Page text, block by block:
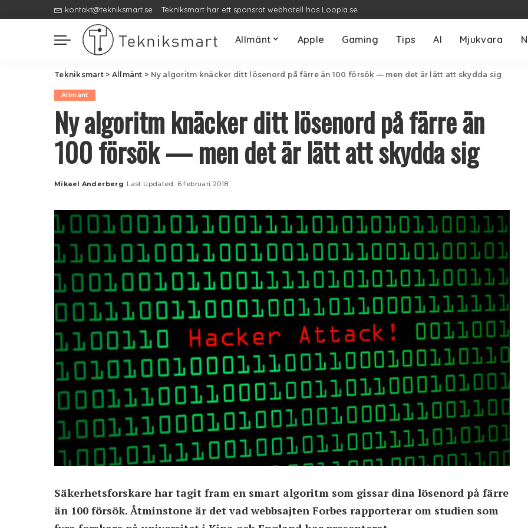
kontakt@tekniksmart.se Tekniksmart har ett sponsrat webhotell hos Loopia.se
Allmänt Apple Gaming Tips AI Mjukvara
Tekniksmart> Allmänt > Ny algoritm knäcker ditt lösenord på färre än 100 försök — men det är lätt att skydda sig
Allmänt
Ny algoritm knäcker ditt lösenord på färre än
100 försök — men det är lätt att skydda sig
Posted
Mikael Anderberg Last Updated: 6 februari 2018
Säkerhetsforskare har tagit fram en smart algoritm som gissar dina lösenord på färre
än 100 försök. Åtminstone är det vad webbsajten Forbes rapporterar om studien som